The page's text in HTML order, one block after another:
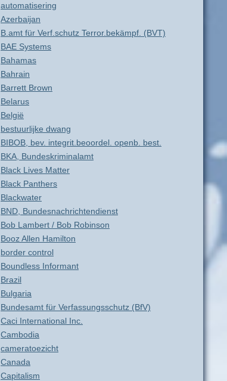
automatisering
Azerbaijan
B.amt für Verf.schutz Terror.bekämpf. (BVT)
BAE Systems
Bahamas
Bahrain
Barrett Brown
Belarus
België
bestuurlijke dwang
BIBOB, bev. integrit.beoordel. openb. best.
BKA, Bundeskriminalamt
Black Lives Matter
Black Panthers
Blackwater
BND, Bundesnachrichtendienst
Bob Lambert / Bob Robinson
Booz Allen Hamilton
border control
Boundless Informant
Brazil
Bulgaria
Bundesamt für Verfassungsschutz (BfV)
Caci International Inc.
Cambodia
cameratoezicht
Canada
Capitalism